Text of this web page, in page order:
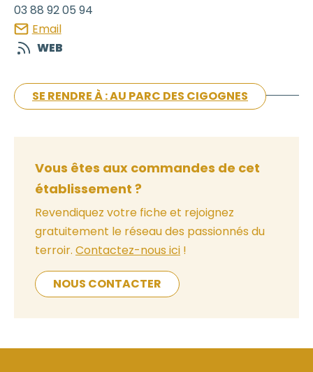
03 88 92 05 94
Email
WEB
SE RENDRE À : AU PARC DES CIGOGNES
Vous êtes aux commandes de cet
établissement ?
Revendiquez votre fiche et rejoignez
gratuitement le réseau des passionnés du
terroir. Contactez-nous ici !
NOUS CONTACTER